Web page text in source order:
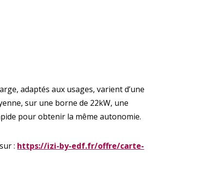
de l'air Economie locale Associations
adaptés aux usages, varient d’une
sur une borne de 22kW, une
pour obtenir la même autonomie.
: https://izi-by-edf.fr/offre/carte-